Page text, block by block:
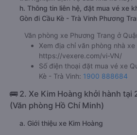
h. Thông tin liên hệ, đặt mua vé xe
Gòn đi Cầu Kè - Trà Vinh Phương
Văn phòng xe Phương Trang ở
Xem địa chỉ văn phòng nhà
https://vexere.com/vi-VN/
Số điện thoại đặt mua vé xe
Kè - Trà Vinh: 1900 888684
🚌 2. Xe Kim Hoàng khởi hành tại
(Văn phòng Hồ Chí Minh)
a. Giới thiệu xe Kim Hoàng